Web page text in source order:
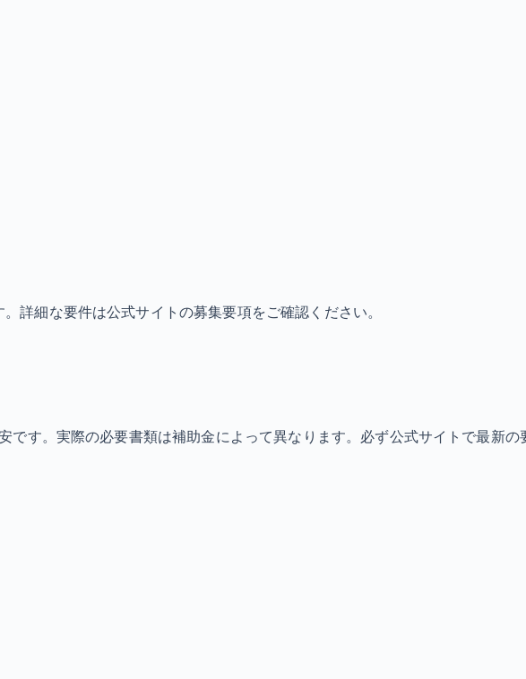
詳細な要件は公式サイトの募集要項をご確認ください。
です。実際の必要書類は補助金によって異なります。必ず公式サイトで最新の